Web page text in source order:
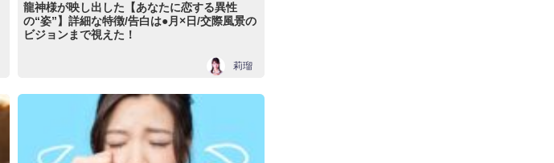
龍神様が映し出した【あなたに恋する異性
の“姿”】詳細な特徴/告白は●月×日/交際風景の
ビジョンまで視えた！
莉瑠